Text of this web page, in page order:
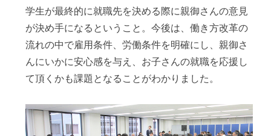
学生が最終的に就職先を決める際に親御さんの意見
が決め手になるということ。今後は、働き方改革の
流れの中で雇用条件、労働条件を明確にし、親御さ
んにいかに安心感を与え、お子さんの就職を応援し
て頂くかも課題となることがわかりました。